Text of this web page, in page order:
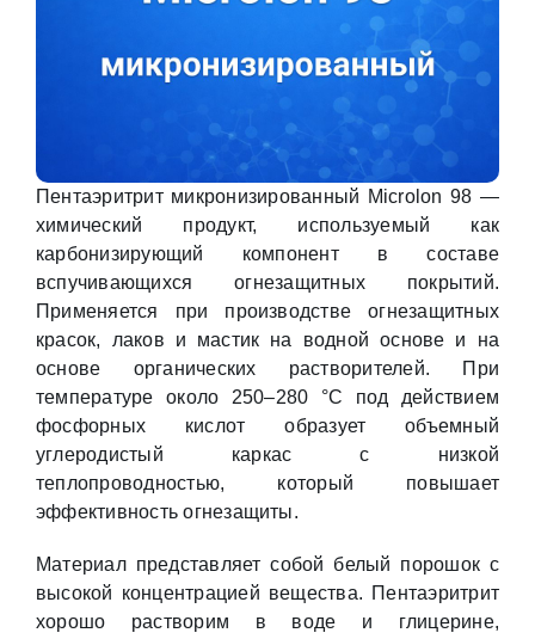
Пентаэритрит микронизированный Microlon 98 —
химический продукт, используемый как
карбонизирующий компонент в составе
вспучивающихся огнезащитных покрытий.
Применяется при производстве огнезащитных
красок, лаков и мастик на водной основе и на
основе органических растворителей. При
температуре около 250–280 °C под действием
фосфорных кислот образует объемный
углеродистый каркас с низкой
теплопроводностью, который повышает
эффективность огнезащиты.
Материал представляет собой белый порошок с
высокой концентрацией вещества. Пентаэритрит
хорошо растворим в воде и глицерине,